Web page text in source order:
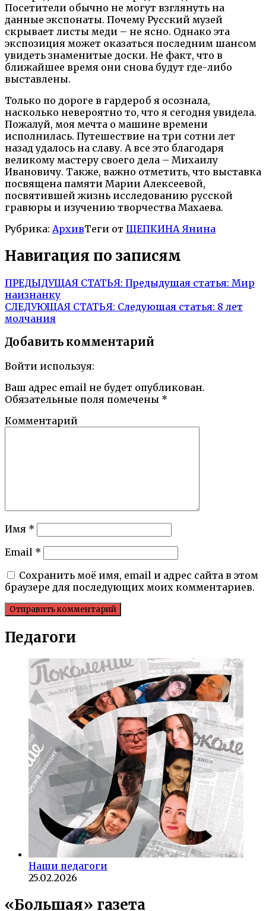
Посетители обычно не могут взглянуть на
данные экспонаты. Почему Русский музей
скрывает листы меди – не ясно. Однако эта
экспозиция может оказаться последним шансом
увидеть знаменитые доски. Не факт, что в
ближайшее время они снова будут где-либо
выставлены.
Только по дороге в гардероб я осознала,
насколько невероятно то, что я сегодня увидела.
Пожалуй, моя мечта о машине времени
исполнилась. Путешествие на три сотни лет
назад удалось на славу. А все это благодаря
великому мастеру своего дела – Михаилу
Ивановичу. Также, важно отметить, что выставка
посвящена памяти Марии Алексеевой,
посвятившей жизнь исследованию русской
гравюры и изучению творчества Махаева.
Рубрика: АрхивТеги от ЩЕПКИНА Янина
Навигация по записям
ПРЕДЫДУЩАЯ СТАТЬЯ: Предыдущая статья: Мир
наизнанку
СЛЕДУЮЩАЯ СТАТЬЯ: Следующая статья: 8 лет
молчания
Добавить комментарий
Войти используя:
Ваш адрес email не будет опубликован.
Обязательные поля помечены *
Комментарий
Имя *
Email *
Сохранить моё имя, email и адрес сайта в этом
браузере для последующих моих комментариев.
Педагоги
Наши педагоги
25.02.2026
«Большая» газета